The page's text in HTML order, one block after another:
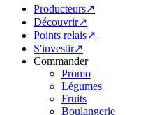
Producteurs↗
Découvrir↗
Points relais↗
S'investir↗
Commander
Promo
Légumes
Fruits
Boulangerie